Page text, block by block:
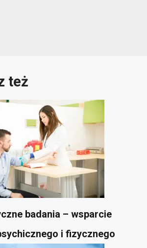
też
badania – wsparcie
i fizycznego